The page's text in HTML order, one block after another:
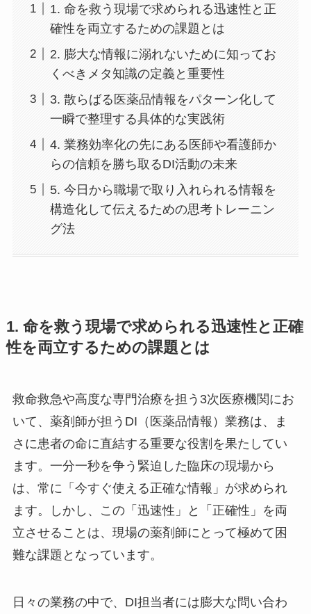
1. 命を救う現場で求められる迅速性と正
確性を両立するための課題とは
2. 膨大な情報に溺れないために知ってお
くべきメタ知識の定義と重要性
3. 散らばる医薬品情報をパターン化して
一瞬で整理する具体的な実践術
4. 業務効率化の先にある医師や看護師か
らの信頼を勝ち取るDI活動の未来
5. 今日から職場で取り入れられる情報を
構造化して伝えるための思考トレーニン
グ法
1. 命を救う現場で求められる迅速性と正確
性を両立するための課題とは
救命救急や高度な専門治療を担う3次医療機関にお
いて、薬剤師が担うDI（医薬品情報）業務は、ま
さに患者の命に直結する重要な役割を果たしてい
ます。一分一秒を争う緊迫した臨床の現場から
は、常に「今すぐ使える正確な情報」が求められ
ます。しかし、この「迅速性」と「正確性」を両
立させることは、現場の薬剤師にとって極めて困
難な課題となっています。
日々の業務の中で、DI担当者には膨大な問い合わ